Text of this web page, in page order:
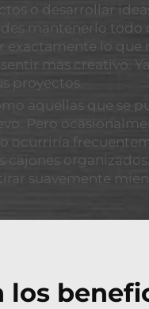
o desarrollar
mantenerlo todo
exactamente lo
más creativo.
proyectos.
aquellas que se
Pero
ocurriría
cajones
suavemente
los